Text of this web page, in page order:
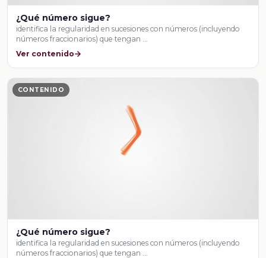
¿Qué número sigue?
identifica la regularidad en sucesiones con números (incluyendo
números fraccionarios) que tengan …
Ver contenido
CONTENIDO
¿Qué número sigue?
identifica la regularidad en sucesiones con números (incluyendo
números fraccionarios) que tengan …